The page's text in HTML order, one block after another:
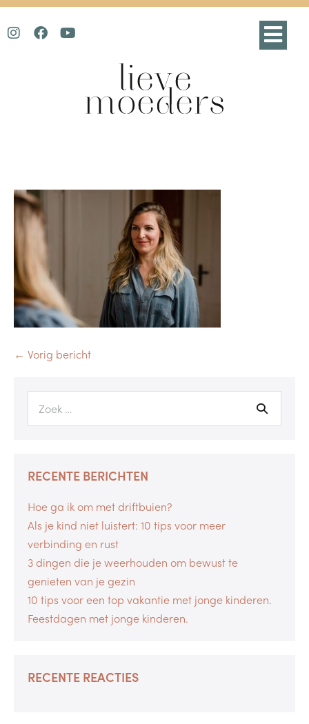
← Vorig bericht
RECENTE BERICHTEN
Hoe ga ik om met driftbuien?
Als je kind niet luistert: 10 tips voor meer
verbinding en rust
3 dingen die je weerhouden om bewust te
genieten van je gezin
10 tips voor een top vakantie met jonge kinderen.
Feestdagen met jonge kinderen.
RECENTE REACTIES